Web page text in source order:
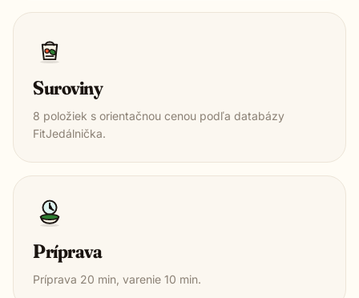
Suroviny
8 položiek s orientačnou cenou podľa databázy
FitJedálnička.
Príprava
Príprava 20 min, varenie 10 min.